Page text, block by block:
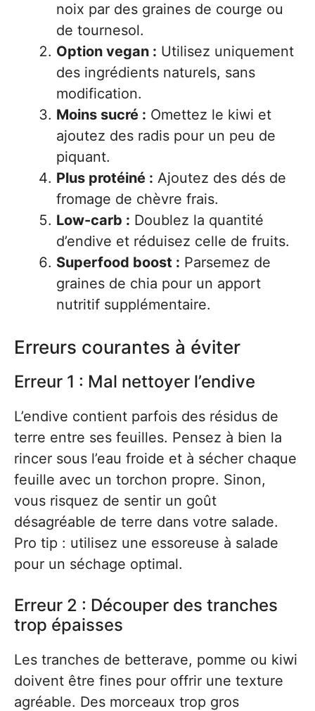
noix par des graines de courge ou
de tournesol.
Option vegan : Utilisez uniquement
des ingrédients naturels, sans
modification.
Moins sucré : Omettez le kiwi et
ajoutez des radis pour un peu de
piquant.
Plus protéiné : Ajoutez des dés de
fromage de chèvre frais.
Low-carb : Doublez la quantité
d’endive et réduisez celle de fruits.
Superfood boost : Parsemez de
graines de chia pour un apport
nutritif supplémentaire.
Erreurs courantes à éviter
Erreur 1 : Mal nettoyer l’endive
L’endive contient parfois des résidus de
terre entre ses feuilles. Pensez à bien la
rincer sous l’eau froide et à sécher chaque
feuille avec un torchon propre. Sinon,
vous risquez de sentir un goût
désagréable de terre dans votre salade.
Pro tip : utilisez une essoreuse à salade
pour un séchage optimal.
Erreur 2 : Découper des tranches
trop épaisses
Les tranches de betterave, pomme ou kiwi
doivent être fines pour offrir une texture
agréable. Des morceaux trop gros